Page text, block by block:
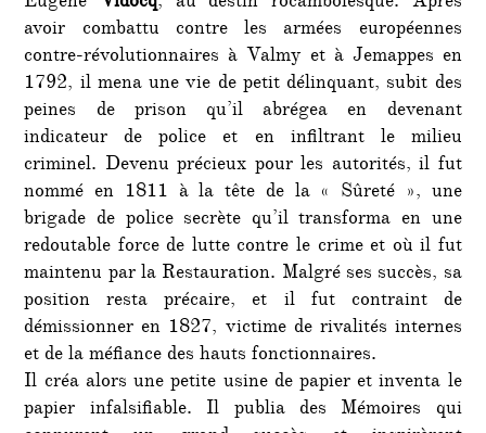
avoir combattu contre les armées européennes
contre-révolutionnaires à Valmy et à Jemappes en
1792, il mena une vie de petit délinquant, subit des
peines de prison qu’il abrégea en devenant
indicateur de police et en infiltrant le milieu
criminel. Devenu précieux pour les autorités, il fut
nommé en 1811 à la tête de la « Sûreté », une
brigade de police secrète qu’il transforma en une
redoutable force de lutte contre le crime et où il fut
maintenu par la Restauration. Malgré ses succès, sa
position resta précaire, et il fut contraint de
démissionner en 1827, victime de rivalités internes
et de la méfiance des hauts fonctionnaires.
Il créa alors une petite usine de papier et inventa le
papier infalsifiable. Il publia des Mémoires qui